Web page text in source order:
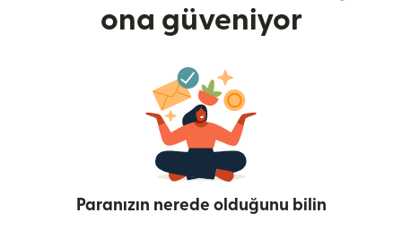
ona güveniyor
Paranızın nerede olduğunu bilin